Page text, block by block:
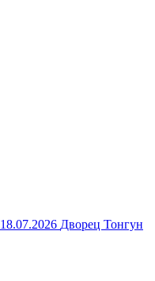
18.07.2026 Дворец Тонгун